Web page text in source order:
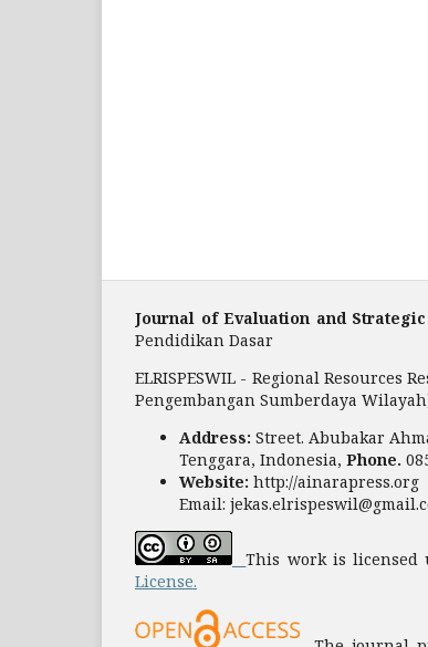
Journal of Evaluation and
Pendidikan Dasar
ELRISPESWIL - Regional Resources
Pengembangan Sumberdaya
Address: Street. Abubakar
Tenggara, Indonesia, Phone.
Website: http://ainarapress.org
Email:
This work is
License.